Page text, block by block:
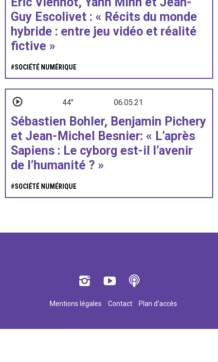
Guy Escolivet : « Récits du monde
hybride : entre jeu vidéo et réalité
fictive »
#SOCIÉTÉ NUMÉRIQUE
44" 06.05.21
Sébastien Bohler, Benjamin Pichery
et Jean-Michel Besnier: « L’après
Sapiens : Le cyborg est-il l’avenir
de l’humanité ? »
#SOCIÉTÉ NUMÉRIQUE
Mentions légales Contact Plan d'accès